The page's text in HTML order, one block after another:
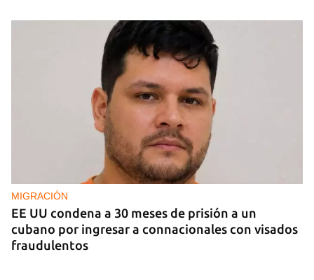
MIGRACIÓN
EE UU condena a 30 meses de prisión a un
cubano por ingresar a connacionales con visados
fraudulentos